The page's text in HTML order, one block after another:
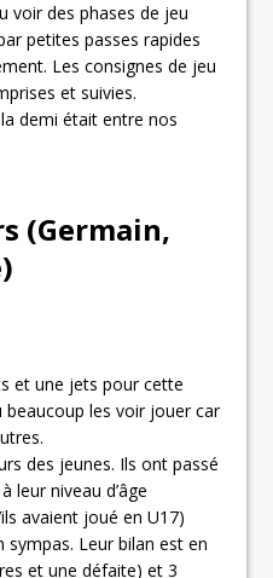
voir des phases de jeu
petites passes rapides
Les consignes de jeu
et suivies.
demi était entre nos
(Germain,
et une jets pour cette
beaucoup les voir jouer car
des jeunes. Ils ont passé
leur niveau d’âge
avaient joué en U17)
sympas. Leur bilan est en
et une défaite) et 3